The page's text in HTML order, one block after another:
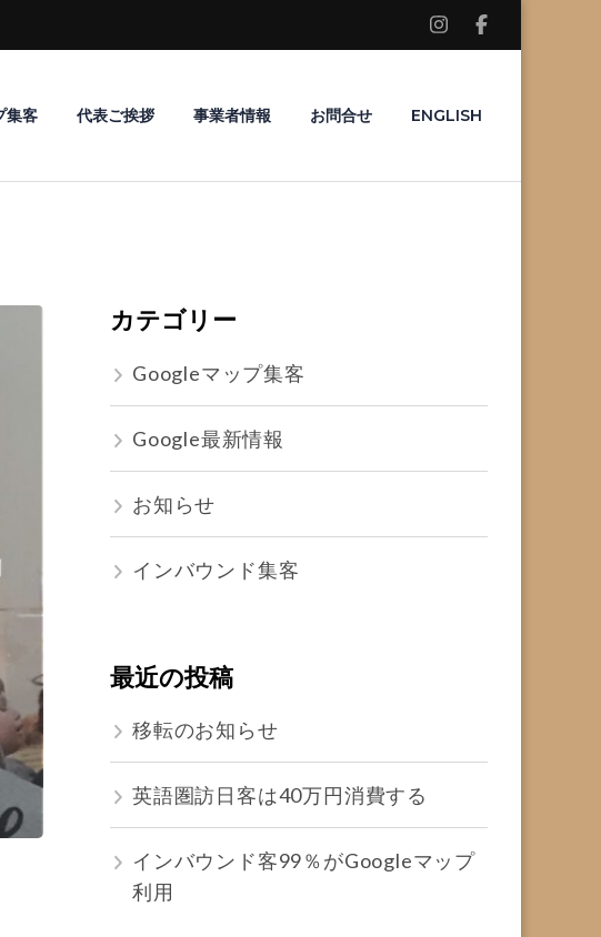
集客 代表ご挨拶 事業者情報 お問合せ ENGLISH
カテゴリー
Googleマップ集客
Google最新情報
お知らせ
インバウンド集客
最近の投稿
移転のお知らせ
英語圏訪日客は40万円消費する
インバウンド客99％がGoogleマップ
利用